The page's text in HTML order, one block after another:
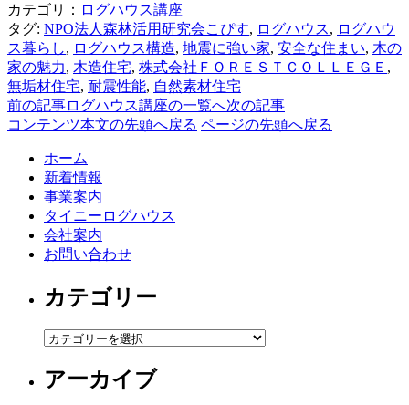
カテゴリ： ログハウス講座
タグ: NPO法人森林活用研究会こぴす, ログハウス, ログハウ
ス暮らし, ログハウス構造, 地震に強い家, 安全な住まい, 木の
家の魅力, 木造住宅, 株式会社ＦＯＲＥＳＴＣＯＬＬＥＧＥ ,
無垢材住宅, 耐震性能, 自然素材住宅
前の記事ログハウス講座の一覧へ次の記事
コンテンツ本文の先頭へ戻る ページの先頭へ戻る
ホーム
新着情報
事業案内
タイニーログハウス
会社案内
お問い合わせ
カテゴリー
カ
ゴ
アーカイブ